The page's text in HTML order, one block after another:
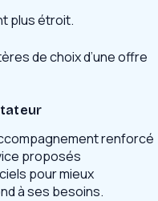
plus étroit.
de choix d’une offre
renforcé
proposés
pour mieux
à ses besoins.